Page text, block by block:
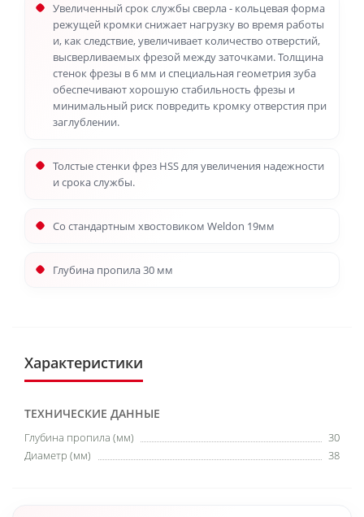
Увеличенный срок службы сверла - кольцевая форма
режущей кромки снижает нагрузку во время работы
и, как следствие, увеличивает количество отверстий,
высверливаемых фрезой между заточками. Толщина
стенок фрезы в 6 мм и специальная геометрия зуба
обеспечивают хорошую стабильность фрезы и
минимальный риск повредить кромку отверстия при
заглублении.
Толстые стенки фрез HSS для увеличения надежности
и срока службы.
Со стандартным хвостовиком Weldon 19мм
Глубина пропила 30 мм
Характеристики
ТЕХНИЧЕСКИЕ ДАННЫЕ
Глубина пропила (мм)
30
Диаметр (мм)
38